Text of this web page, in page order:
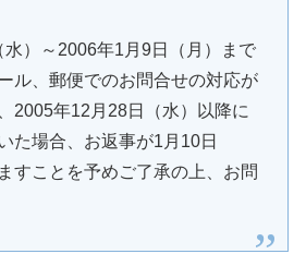
）～2006年1月9日（月）まで
ル、郵便でのお問合せの対応が
2005年12月28日（水）以降に
た場合、お返事が1月10日
すことを予めご了承の上、お問